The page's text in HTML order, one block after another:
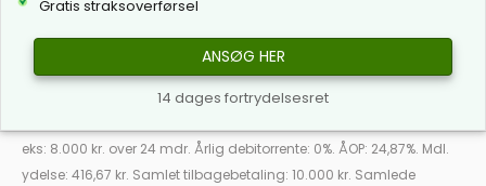
Gratis straksoverførsel
ANSØG HER
14 dages fortrydelsesret
eks: 8.000 kr. over 24 mdr. Årlig debitorrente: 0%. ÅOP: 24,87%. Mdl.
ydelse: 416,67 kr. Samlet tilbagebetaling: 10.000 kr. Samlede